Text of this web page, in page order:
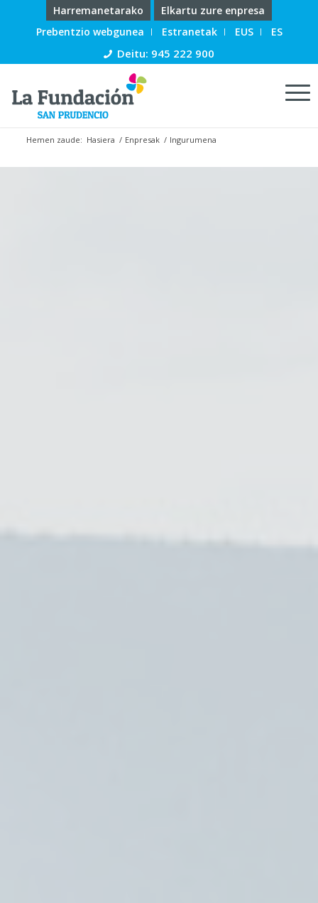
Harremanetarako
Elkartu zure enpresa
Prebentzio webgunea
Estranetak EUS ES
Deitu: 945 222 900
Hemen zaude: Hasiera / Enpresak / Ingurumena